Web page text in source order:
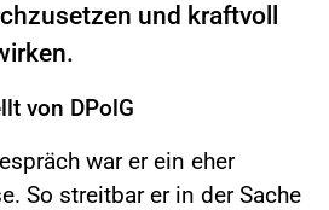
und kraftvoll
von DPolG
war er ein eher
So streitbar er in der Sache